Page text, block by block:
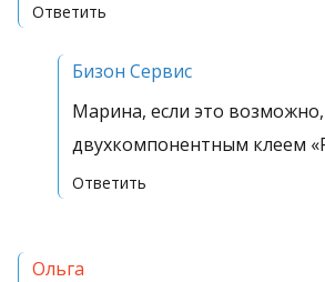
Ответить
Бизон Сервис
Марина, если это возможно,
двухкомпонентным клеем
Ответить
Ольга